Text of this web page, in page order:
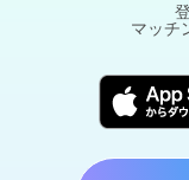
マッチ